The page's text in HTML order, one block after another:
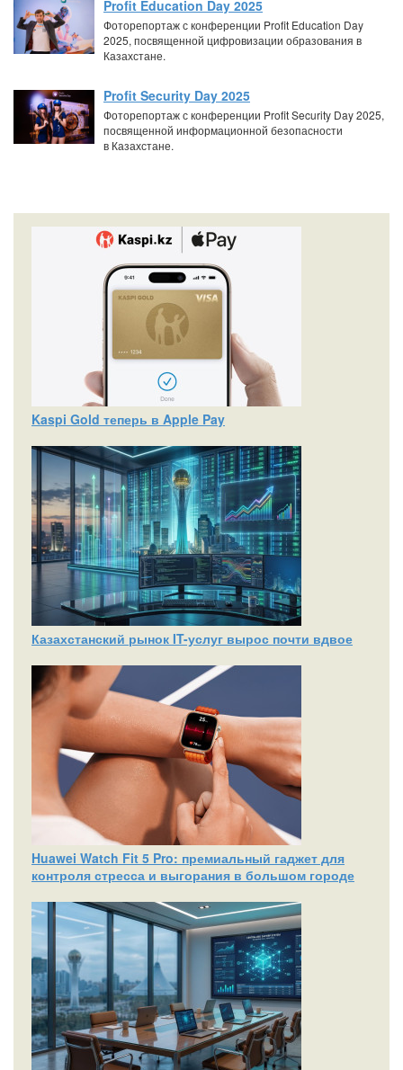
Profit Education Day 2025
Фоторепортаж с конференции Profit Education Day
2025, посвященной цифровизации образования в
Казахстане.
Profit Security Day 2025
Фоторепортаж с конференции Profit Security Day 2025,
посвященной информационной безопасности
в Казахстане.
Kaspi Gold теперь в Apple Pay
Казахстанский рынок IT-услуг вырос почти вдвое
Huawei Watch Fit 5 Pro: премиальный гаджет для
контроля стресса и выгорания в большом городе